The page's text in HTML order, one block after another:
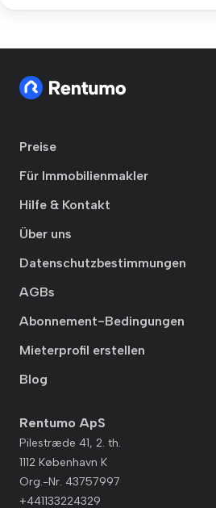
Preise
Für Immobilienmakler
Hilfe & Kontakt
Über uns
Datenschutzbestimmungen
AGBs
Abonnement-Bedingungen
Mieterprofil erstellen
Blog
Rentumo ApS
Pilestræde 41, 2. th.
1112 København K
Org.-Nr. 43757997
+441133224329